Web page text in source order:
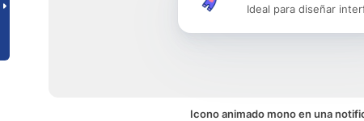
Ideal para diseñar
Icono animado mono en una